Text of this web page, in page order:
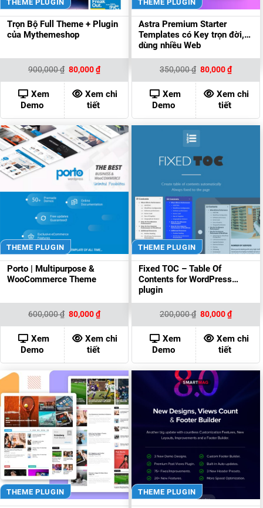
THEME PLUGIN
Trọn Bộ Full Theme + Plugin
của Mythemeshop
900,000₫ Giá
gốc
là:
900,000 ₫.
80,000₫Giá
hiện
tại
là:
80,000 ₫.
Xem
Demo
Xem chi
tiết
THEME PLUGIN
Astra Premium Starter
Templates có Key trọn đời,
dùng nhiều Web
350,000₫ Giá
gốc
là:
350,000 ₫.
80,000₫Giá
hiện
tại
là:
80,000
Xem
Demo
Xem chi
tiết
THEME PLUGIN
Porto | Multipurpose &
WooCommerce Theme
600,000₫ Giá
gốc
là:
600,000 ₫.
80,000₫Giá
hiện
tại
là:
80,000 ₫.
Xem
Demo
Xem chi
tiết
THEME PLUGIN
Fixed TOC – Table Of
Contents for WordPress
plugin
200,000₫ Giá
gốc
là:
200,000 ₫.
80,000₫Giá
hiện
tại
là:
80,000
Xem
Demo
Xem chi
tiết
THEME PLUGIN THEME PLUGIN